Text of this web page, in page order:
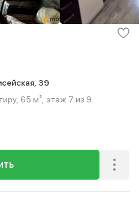
39
65 м², этаж 7 из 9.